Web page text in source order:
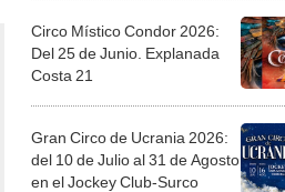
Circo Místico Condor 2026:
Del 25 de Junio. Explanada
Costa 21
Gran Circo de Ucrania 2026:
del 10 de Julio al 31 de Agosto
en el Jockey Club-Surco